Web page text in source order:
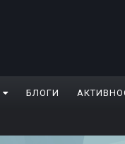
БЛОГИ